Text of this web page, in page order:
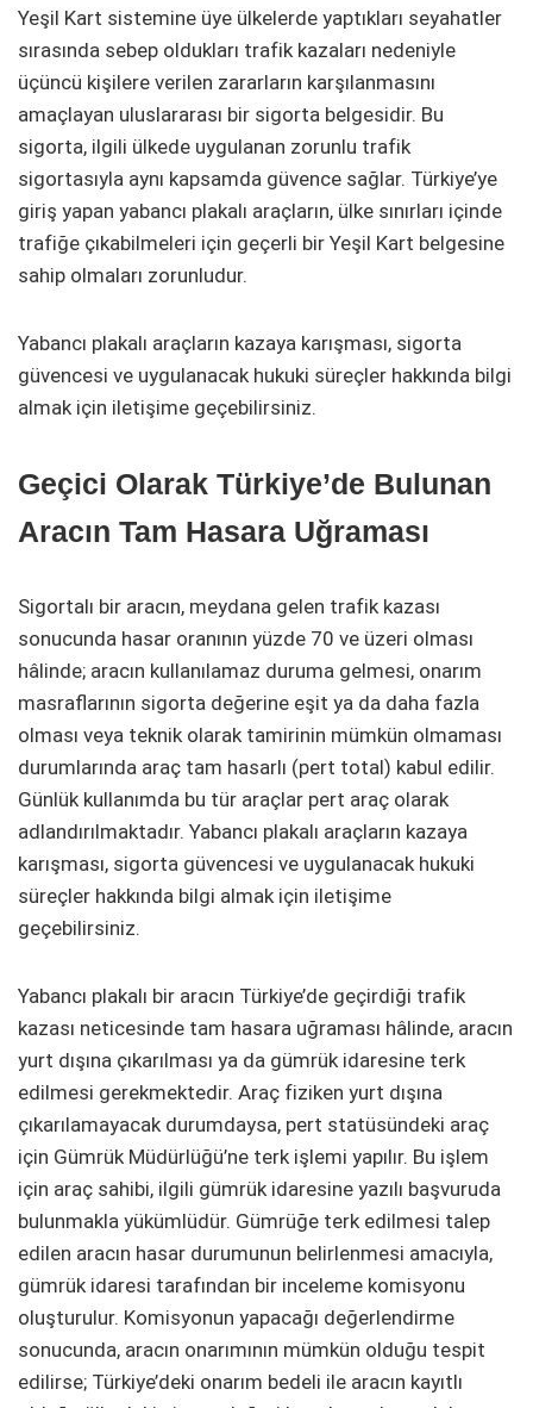
Yeşil Kart sistemine üye ülkelerde yaptıkları seyahatler
sırasında sebep oldukları trafik kazaları nedeniyle
üçüncü kişilere verilen zararların karşılanmasını
amaçlayan uluslararası bir sigorta belgesidir. Bu
sigorta, ilgili ülkede uygulanan zorunlu trafik
sigortasıyla aynı kapsamda güvence sağlar. Türkiye’ye
giriş yapan yabancı plakalı araçların, ülke sınırları içinde
trafiğe çıkabilmeleri için geçerli bir Yeşil Kart belgesine
sahip olmaları zorunludur.
Yabancı plakalı araçların kazaya karışması, sigorta
güvencesi ve uygulanacak hukuki süreçler hakkında bilgi
almak için iletişime geçebilirsiniz.
Geçici Olarak Türkiye’de Bulunan
Aracın Tam Hasara Uğraması
Sigortalı bir aracın, meydana gelen trafik kazası
sonucunda hasar oranının yüzde 70 ve üzeri olması
hâlinde; aracın kullanılamaz duruma gelmesi, onarım
masraflarının sigorta değerine eşit ya da daha fazla
olması veya teknik olarak tamirinin mümkün olmaması
durumlarında araç tam hasarlı (pert total) kabul edilir.
Günlük kullanımda bu tür araçlar pert araç olarak
adlandırılmaktadır. Yabancı plakalı araçların kazaya
karışması, sigorta güvencesi ve uygulanacak hukuki
süreçler hakkında bilgi almak için iletişime
geçebilirsiniz.
Yabancı plakalı bir aracın Türkiye’de geçirdiği trafik
kazası neticesinde tam hasara uğraması hâlinde, aracın
yurt dışına çıkarılması ya da gümrük idaresine terk
edilmesi gerekmektedir. Araç fiziken yurt dışına
çıkarılamayacak durumdaysa, pert statüsündeki araç
için Gümrük Müdürlüğü’ne terk işlemi yapılır. Bu işlem
için araç sahibi, ilgili gümrük idaresine yazılı başvuruda
bulunmakla yükümlüdür. Gümrüğe terk edilmesi talep
edilen aracın hasar durumunun belirlenmesi amacıyla,
gümrük idaresi tarafından bir inceleme komisyonu
oluşturulur. Komisyonun yapacağı değerlendirme
sonucunda, aracın onarımının mümkün olduğu tespit
edilirse; Türkiye’deki onarım bedeli ile aracın kayıtlı